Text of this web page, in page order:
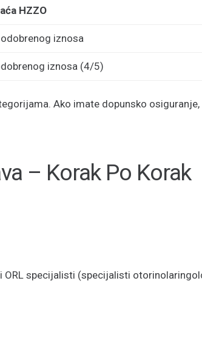
HZZO
iznosa
iznosa (4/5)
Ako imate dopunsko
– Korak Po Korak
specijalisti (specijalisti